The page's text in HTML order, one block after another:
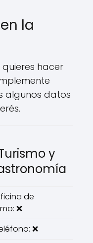
la
hacer
algunos datos
y
de
❌
❌